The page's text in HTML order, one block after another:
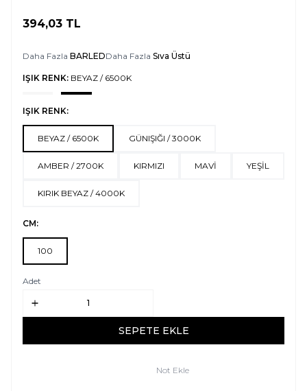
394,03 TL
Daha Fazla BARLEDDaha Fazla Sıva Üstü
IŞIK RENK: BEYAZ / 6500K
IŞIK RENK:
BEYAZ / 6500K GÜNIŞIĞI / 3000K
AMBER / 2700K KIRMIZI MAVİ YEŞİL
KIRIK BEYAZ / 4000K
CM:
100
Adet
SEPETE EKLE
Not Ekle